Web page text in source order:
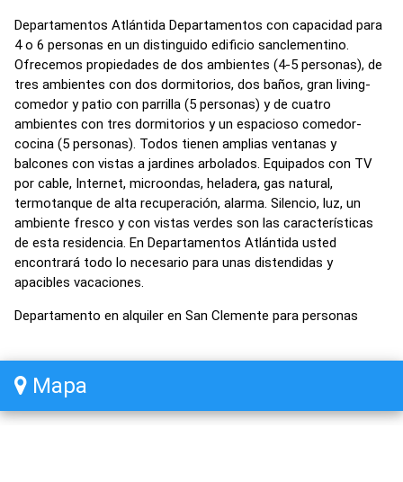
Departamentos Atlántida Departamentos con capacidad para
4 o 6 personas en un distinguido edificio sanclementino.
Ofrecemos propiedades de dos ambientes (4-5 personas), de
tres ambientes con dos dormitorios, dos baños, gran living-
comedor y patio con parrilla (5 personas) y de cuatro
ambientes con tres dormitorios y un espacioso comedor-
cocina (5 personas). Todos tienen amplias ventanas y
balcones con vistas a jardines arbolados. Equipados con TV
por cable, Internet, microondas, heladera, gas natural,
termotanque de alta recuperación, alarma. Silencio, luz, un
ambiente fresco y con vistas verdes son las características
de esta residencia. En Departamentos Atlántida usted
encontrará todo lo necesario para unas distendidas y
apacibles vacaciones.
Departamento en alquiler en San Clemente para personas
Mapa